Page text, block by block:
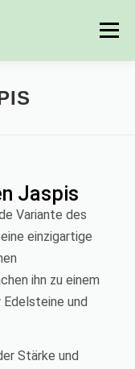
Menü
Jaspis
Variante des
einzigartige
ihn zu einem
und
Stärke und